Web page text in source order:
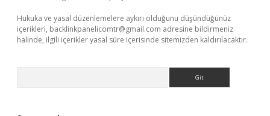
Hukuka ve yasal düzenlemelere aykırı olduğunu düşündüğünüz
içerikleri, backlinkpanelicomtr@gmail.com adresine bildirmeniz
halinde, ilgili içerikler yasal süre içerisinde sitemizden kaldırılacaktır.